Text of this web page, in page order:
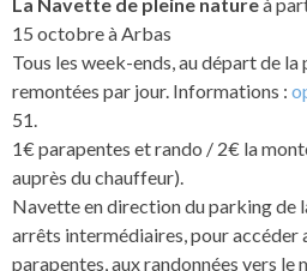
15 octobre à Arbas
Tous les week-ends, au départ de
remontées par jour. Informations :
51.
1€ parapentes et rando / 2€ la
auprès du chauffeur).
Navette en direction du parking de
arrêts intermédiaires, pour accéder
parapentes, aux randonnées vers le